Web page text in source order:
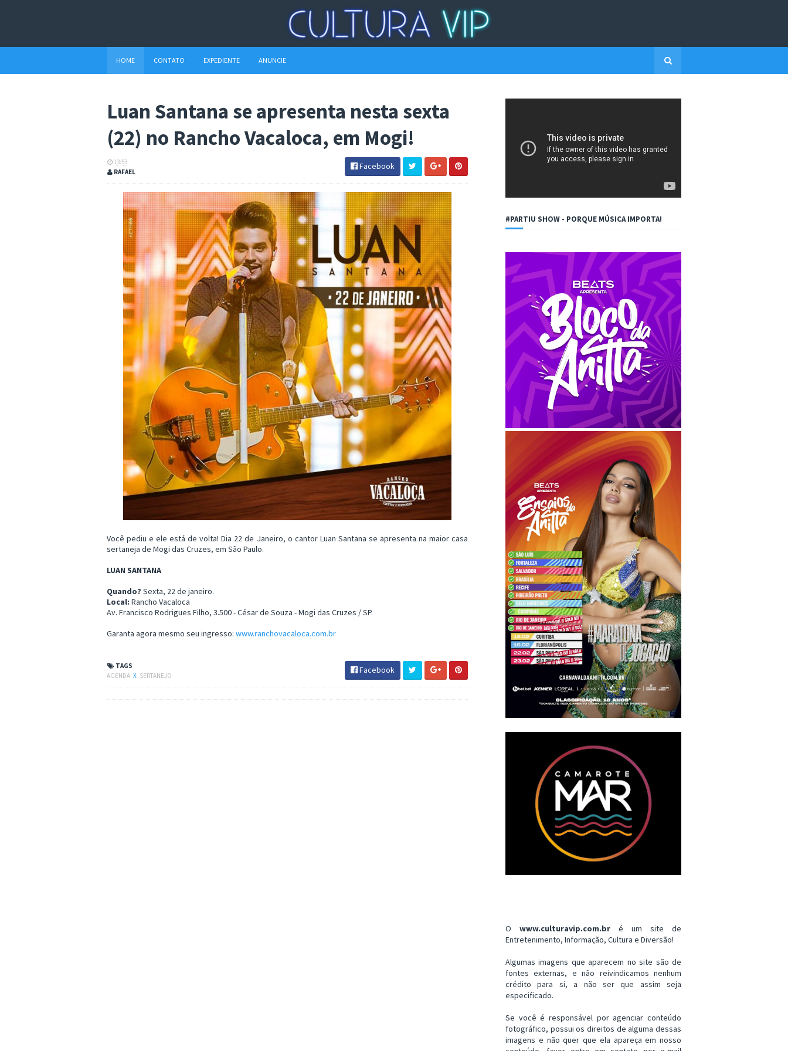
HOME CONTATO EXPEDIENTE ANUNCIE
Luan Santana se apresenta nesta sexta
(22) no Rancho Vacaloca, em Mogi!
13:53
RAFAEL
Facebook
Você pediu e ele está de volta! Dia 22 de Janeiro, o cantor Luan Santana se apresenta na maior casa
sertaneja de Mogi das Cruzes, em São Paulo.
LUAN SANTANA
Quando? Sexta, 22 de janeiro.
Local: Rancho Vacaloca
Av. Francisco Rodrigues Filho, 3.500 - César de Souza - Mogi das Cruzes / SP.
Garanta agora mesmo seu ingresso: www.ranchovacaloca.com.br
TAGS
AGENDA X SERTANEJO
Facebook
#PARTIU SHOW - PORQUE MÚSICA IMPORTA!
O www.culturavip.com.br é um site de
Entretenimento, Informação, Cultura e Diversão!
Algumas imagens que aparecem no site são de
fontes externas, e não reivindicamos nenhum
crédito para si, a não ser que assim seja
especificado.
Se você é responsável por agenciar conteúdo
fotográfico, possui os direitos de alguma dessas
imagens e não quer que ela apareça em nosso